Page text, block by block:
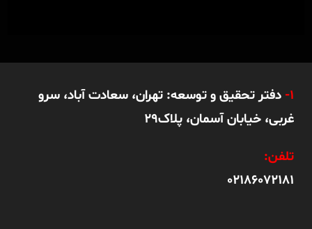
1- دفتر تحقیق و توسعه: تهران، سعادت آباد، سرو
غربی، خیابان آسمان، پلاک29
تلفن:
02186072181